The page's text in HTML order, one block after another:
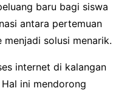
baru bagi siswa
antara pertemuan
solusi menarik.
internet di kalangan
ini mendorong